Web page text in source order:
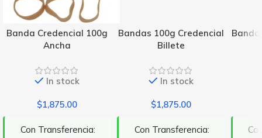
Banda Credencial 100g
Ancha
In stock
$1,875.00
Con Transferencia:
Bandas 100g Credencial
Billete
In stock
$1,875.00
Con Transferencia: